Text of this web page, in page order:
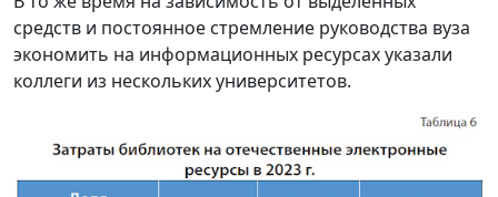
средств и постоянное стремление руководства вуза
экономить на информационных ресурсах указали
коллеги из нескольких университетов.